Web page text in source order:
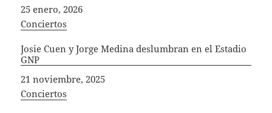
Fecha
25 enero, 2026
In relation to
Conciertos
Josie Cuen y Jorge Medina deslumbran en el Estadio
GNP
Fecha
21 noviembre, 2025
In relation to
Conciertos